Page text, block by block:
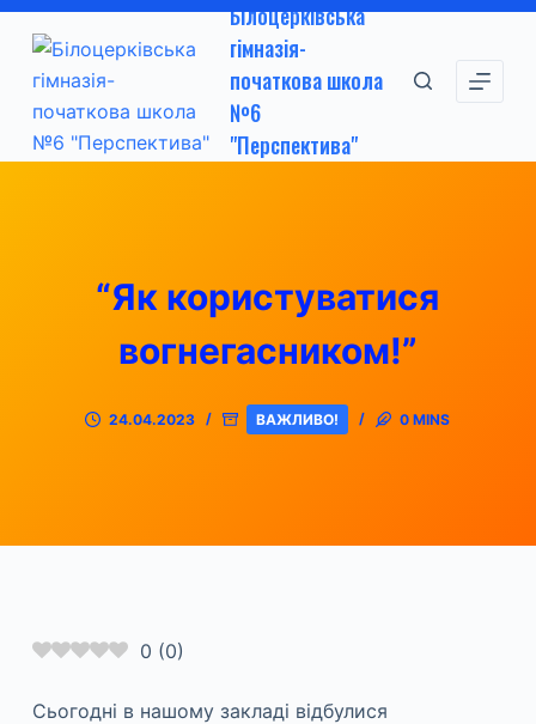
П
е
р
е
й
Білоцерківська
гімназія-
початкова школа
№6
"Перспектива"
“Як користуватися
вогнегасником!”
24.04.2023 ВАЖЛИВО! 0 MINS
0 (0)
Сьогодні в нашому закладі відбулися